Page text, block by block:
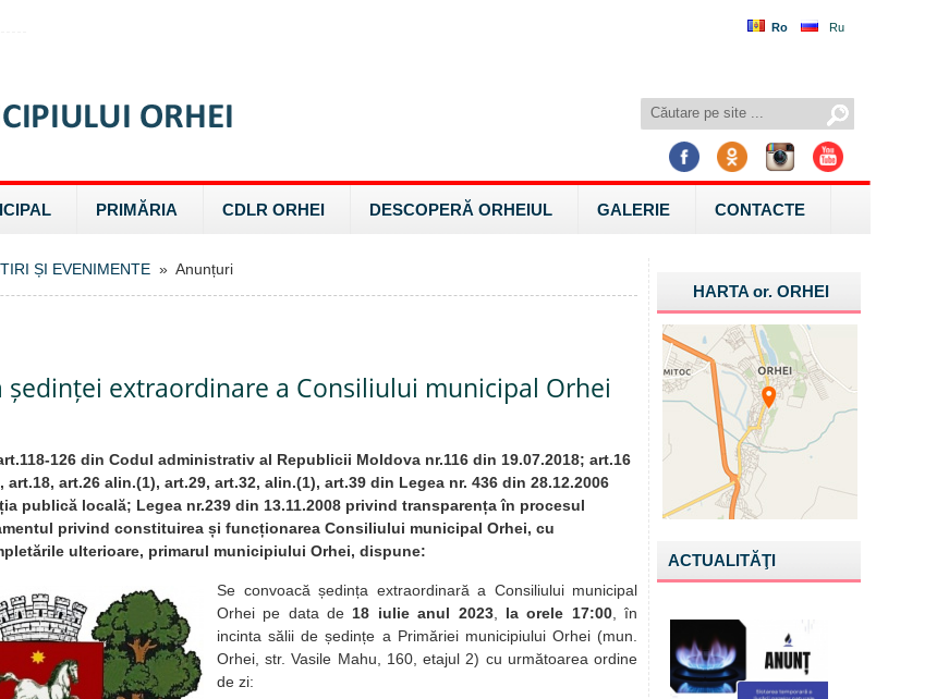
Ro Ru
PRIMĂRIA CDLR ORHEI DESCOPERĂ ORHEIUL GALERIE CONTACTE
ȘI EVENIMENTE » Anunțuri
ședinței extraordinare a Consiliului municipal Orhei
126 din Codul administrativ al Republicii Moldova nr.116 din 19.07.2018; art.16
art.18, art.26 alin.(1), art.29, art.32, alin.(1), art.39 din Legea nr. 436 din 28.12.2006
publică locală; Legea nr.239 din 13.11.2008 privind transparența în procesul
privind constituirea și funcționarea Consiliului municipal Orhei, cu
ulterioare, primarul municipiului Orhei, dispune:
Se convoacă ședința extraordinară a Consiliului municipal
Orhei pe data de 18 iulie anul 2023, la orele 17:00, în
incinta sălii de ședințe a Primăriei municipiului Orhei (mun.
Orhei, str. Vasile Mahu, 160, etajul 2) cu următoarea ordine
de zi:
HARTA or.ORHEI
ACTUALITĂŢI